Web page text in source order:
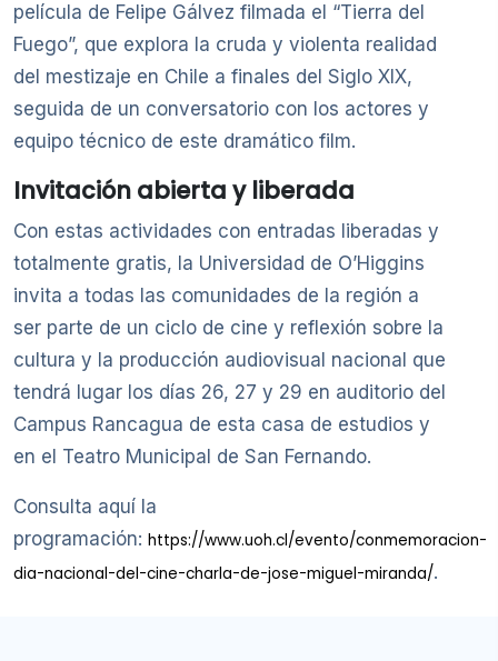
película de Felipe Gálvez filmada el “Tierra del
Fuego”, que explora la cruda y violenta realidad
del mestizaje en Chile a finales del Siglo XIX,
seguida de un conversatorio con los actores y
equipo técnico de este dramático film.
Invitación abierta y liberada
Con estas actividades con entradas liberadas y
totalmente gratis, la Universidad de O’Higgins
invita a todas las comunidades de la región a
ser parte de un ciclo de cine y reflexión sobre la
cultura y la producción audiovisual nacional que
tendrá lugar los días 26, 27 y 29 en auditorio del
Campus Rancagua de esta casa de estudios y
en el Teatro Municipal de San Fernando.
Consulta aquí la
programación: https://www.uoh.cl/evento/conmemoracion-
dia-nacional-del-cine-charla-de-jose-miguel-miranda/.